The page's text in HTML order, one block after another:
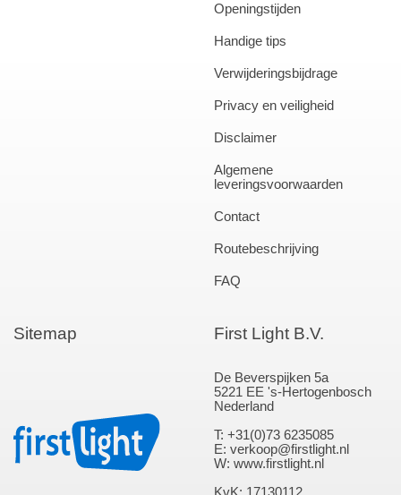
Openingstijden
Handige tips
Verwijderingsbijdrage
Privacy en veiligheid
Disclaimer
Algemene
leveringsvoorwaarden
Contact
Routebeschrijving
FAQ
Sitemap First Light B.V.
De Beverspijken 5a
5221 EE 's-Hertogenbosch
Nederland
T: +31(0)73 6235085
E: verkoop@firstlight.nl
W: www.firstlight.nl
KvK: 17130112